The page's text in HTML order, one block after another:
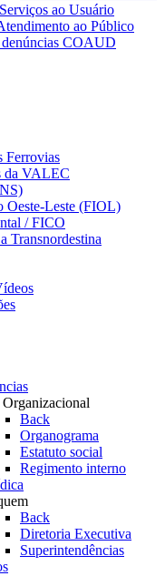
ao Usuário
ao Público
denúncias COAUD
Ferrovias
da VALEC
Oeste-Leste (FIOL)
/ FICO
Transnordestina
Back
Organograma
Estatuto social
Regimento interno
Back
Diretoria Executiva
Superintendências